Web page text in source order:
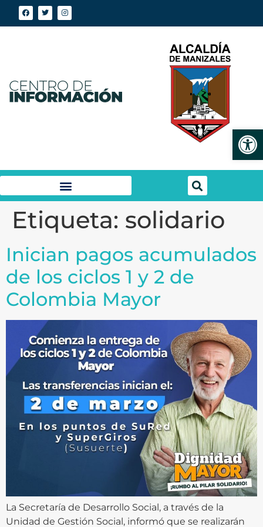
Etiqueta: solidario
Inician pagos acumulados
de los ciclos 1 y 2 de
Colombia Mayor
La Secretaría de Desarrollo Social, a través de la
Unidad de Gestión Social, informó que se realizarán